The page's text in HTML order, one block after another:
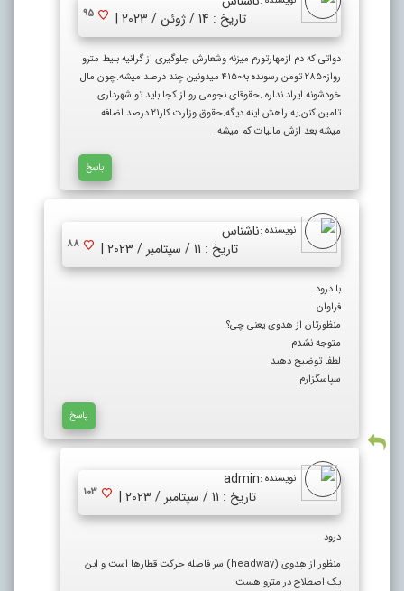
تاریخ : 14 / ژوئن / 2023 |
95
دواتی که دم ازمهارتورم میزنه وشعارش جلوگیری از گرانیه بلیط مترو
رواز۲۸۵۰ تومن رسونده به۴۱۵۰ میدونین چند درصد میشه.چون مال
خودشونه ایراد نداره .حقوقای نجومی رو از کجا باید تو شهرداری
تامین کنن.یه راهش اینه دیگه.حقوق وزارت کار۲۱ درصد اضافه
میشه بعد ازش مالیات کم میشه.
پاسخ
نویسنده :ناشناس
تاریخ : 11 / سپتامبر / 2023 |
88
با درود
فراوان
منظورتان از هدوی یعنی چی؟
متوجه نشدم
لطفا توضیح دهید
سپاسگزارم
پاسخ
نویسنده :admin
تاریخ : 11 / سپتامبر / 2023 |
103
درود
منظور از هِدوی (headway) سر فاصله حرکت قطارها است و این
یک اصطلاح در مترو هست